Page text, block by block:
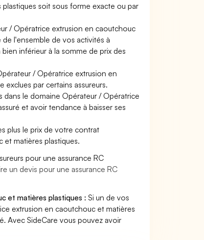
soit sous forme exacte ou par
/ Opératrice extrusion en caoutchouc
l'ensemble de vos activités à
bien inférieur à la somme de prix des
/ Opératrice extrusion en
par certains assureurs.
dans le domaine Opérateur / Opératrice
et avoir tendance à baisser ses
plus le prix de votre contrat
et matières plastiques.
pour une assurance RC
un devis pour une assurance RC
et matières plastiques : Si un de vos
extrusion en caoutchouc et matières
Avec SideCare vous pouvez avoir